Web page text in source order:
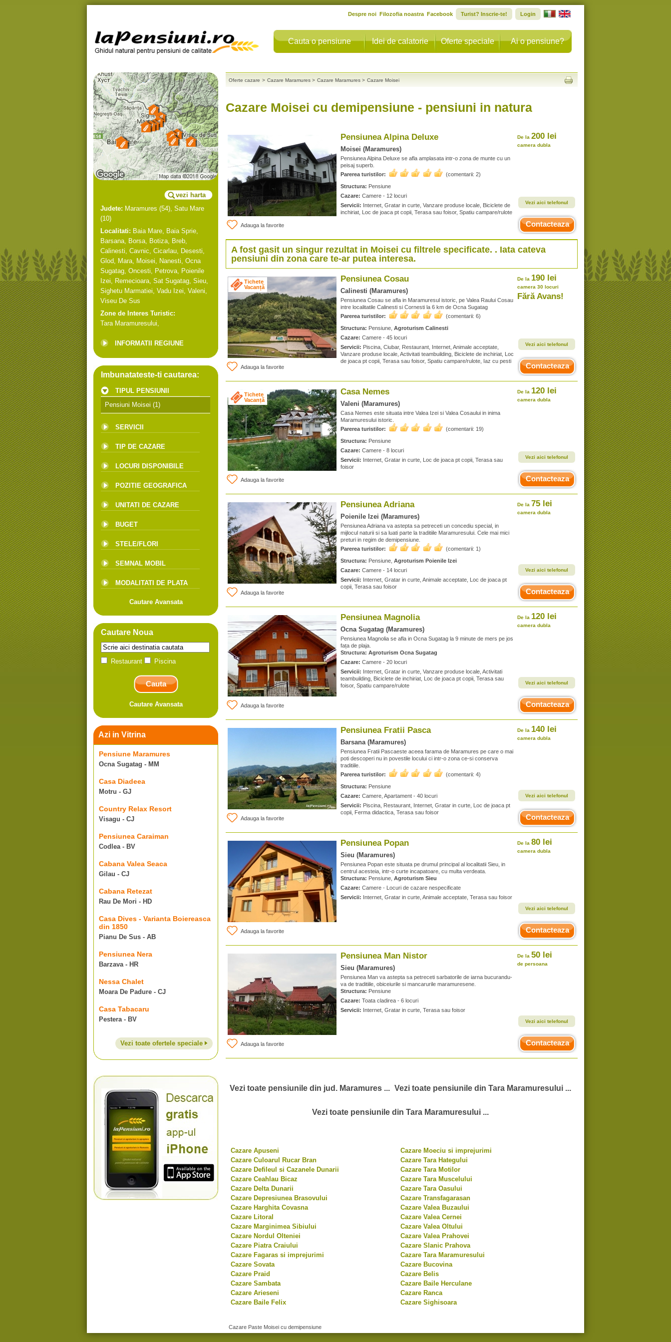
Cauta o pensiune Idei de calatorie Oferte speciale Ai o pensiune?
Despre noi Filozofia noastra Facebook Turist? Inscrie-te! Login
vezi harta
Judete: Maramures (54), Satu Mare
(10)
Localitati: Baia Mare, Baia Sprie,
Barsana, Borsa, Botiza, Breb,
Calinesti, Cavnic, Cicarlau, Desesti,
Glod, Mara, Moisei, Nanesti, Ocna
Sugatag, Oncesti, Petrova, Poienile
Izei, Remecioara, Sat Sugatag, Sieu,
Sighetu Marmatiei, Vadu Izei, Valeni,
Viseu De Sus
Zone de Interes Turistic:
Tara Maramuresului,
INFORMATII REGIUNE
Imbunatateste-ti cautarea:
TIPUL PENSIUNII
Pensiuni Moisei (1)
SERVICII
TIP DE CAZARE
LOCURI DISPONIBILE
POZITIE GEOGRAFICA
UNITATI DE CAZARE
BUGET
STELE/FLORI
SEMNAL MOBIL
MODALITATI DE PLATA
Cautare Avansata
Cautare Noua
Restaurant Piscina
Cautare Avansata
Azi in Vitrina
Pensiune Maramures
Ocna Sugatag - MM
Casa Diadeea
Motru - GJ
Country Relax Resort
Visagu - CJ
Pensiunea Caraiman
Codlea - BV
Cabana Valea Seaca
Gilau - CJ
Cabana Retezat
Rau De Mori - HD
Casa Dives - Varianta Boiereasca
din 1850
Pianu De Sus - AB
Pensiunea Nera
Barzava - HR
Nessa Chalet
Moara De Padure - CJ
Casa Tabacaru
Pestera - BV
Vezi toate ofertele speciale
Oferte cazare > Cazare Maramures > Cazare Maramures > Cazare Moisei
Cazare Moisei cu demipensiune - pensiuni in natura
Adauga la favorite
Pensiunea Alpina Deluxe
Moisei (Maramures)
Pensiunea Alpina Deluxe se afla amplasata intr-o zona de munte cu un
peisaj superb.
Parerea turistilor:
(comentarii: 2)
Structura: Pensiune
Cazare: Camere - 12 locuri
Servicii: Internet, Gratar in curte, Vanzare produse locale, Biciclete de
inchiriat, Loc de joaca pt copii, Terasa sau foisor, Spatiu campare/rulote
De la 200 lei
camera dubla
Vezi aici telefonul
Contacteaza
A fost gasit un singur rezultat in Moisei cu filtrele specificate. . Iata cateva
pensiuni din zona care te-ar putea interesa.
Tichete
Vacanță
Adauga la favorite
Pensiunea Cosau
Calinesti (Maramures)
Pensiunea Cosau se afla in Maramuresul istoric, pe Valea Raului Cosau
intre localitatile Calinesti si Cornesti la 6 km de Ocna Sugatag
Parerea turistilor:
(comentarii: 6)
Structura: Pensiune, Agroturism Calinesti
Cazare: Camere - 45 locuri
Servicii: Piscina, Ciubar, Restaurant, Internet, Animale acceptate,
Vanzare produse locale, Activitati teambuilding, Biciclete de inchiriat, Loc
de joaca pt copii, Terasa sau foisor, Spatiu campare/rulote, Iaz cu pesti
De la 190 lei
camera 30 locuri
Fără Avans!
Vezi aici telefonul
Contacteaza
Tichete
Vacanță
Adauga la favorite
Casa Nemes
Valeni (Maramures)
Casa Nemes este situata intre Valea Izei si Valea Cosaului in inima
Maramuresului istoric.
Parerea turistilor:
(comentarii: 19)
Structura: Pensiune
Cazare: Camere - 8 locuri
Servicii: Internet, Gratar in curte, Loc de joaca pt copii, Terasa sau
foisor
De la 120 lei
camera dubla
Vezi aici telefonul
Contacteaza
Adauga la favorite
Pensiunea Adriana
Poienile Izei (Maramures)
Pensiunea Adriana va astepta sa petreceti un concediu special, in
mijlocul naturii si sa luati parte la traditiile Maramuresului. Cele mai mici
preturi in regim de demipensiune.
Parerea turistilor:
(comentarii: 1)
Structura: Pensiune, Agroturism Poienile Izei
Cazare: Camere - 14 locuri
Servicii: Internet, Gratar in curte, Animale acceptate, Loc de joaca pt
copii, Terasa sau foisor
De la 75 lei
camera dubla
Vezi aici telefonul
Contacteaza
Adauga la favorite
Pensiunea Magnolia
Ocna Sugatag (Maramures)
Pensiunea Magnolia se afla in Ocna Sugatag la 9 minute de mers pe jos
fața de plaja.
Structura: Agroturism Ocna Sugatag
Cazare: Camere - 20 locuri
Servicii: Internet, Gratar in curte, Vanzare produse locale, Activitati
teambuilding, Biciclete de inchiriat, Loc de joaca pt copii, Terasa sau
foisor, Spatiu campare/rulote
De la 120 lei
camera dubla
Vezi aici telefonul
Contacteaza
Adauga la favorite
Pensiunea Fratii Pasca
Barsana (Maramures)
Pensiunea Fratii Pascaeste aceea farama de Maramures pe care o mai
poti descoperi nu in povestile locului ci intr-o zona ce-si conserva
traditiile.
Parerea turistilor:
(comentarii: 4)
Structura: Pensiune
Cazare: Camere, Apartament - 40 locuri
Servicii: Piscina, Restaurant, Internet, Gratar in curte, Loc de joaca pt
copii, Ferma didactica, Terasa sau foisor
De la 140 lei
camera dubla
Vezi aici telefonul
Contacteaza
Adauga la favorite
Pensiunea Popan
Sieu (Maramures)
Pensiunea Popan este situata pe drumul principal al localitatii Sieu, in
centrul acesteia, intr-o curte incapatoare, cu multa verdeata.
Structura: Pensiune, Agroturism Sieu
Cazare: Camere - Locuri de cazare nespecificate
Servicii: Internet, Gratar in curte, Animale acceptate, Terasa sau foisor
De la 80 lei
camera dubla
Vezi aici telefonul
Contacteaza
Adauga la favorite
Pensiunea Man Nistor
Sieu (Maramures)
Pensiunea Man va astepta sa petreceti sarbatorile de iarna bucurandu-
va de traditiile, obiceiurile si mancarurile maramuresene.
Structura: Pensiune
Cazare: Toata cladirea - 6 locuri
Servicii: Internet, Gratar in curte, Terasa sau foisor
De la 50 lei
de persoana
Vezi aici telefonul
Contacteaza
Vezi toate pensiunile din jud. Maramures ... Vezi toate pensiunile din Tara Maramuresului ...
Vezi toate pensiunile din Tara Maramuresului ...
Cazare Apuseni
Cazare Culoarul Rucar Bran
Cazare Defileul si Cazanele Dunarii
Cazare Ceahlau Bicaz
Cazare Delta Dunarii
Cazare Depresiunea Brasovului
Cazare Harghita Covasna
Cazare Litoral
Cazare Marginimea Sibiului
Cazare Nordul Olteniei
Cazare Piatra Craiului
Cazare Fagaras si imprejurimi
Cazare Sovata
Cazare Praid
Cazare Sambata
Cazare Arieseni
Cazare Baile Felix
Cazare Moeciu si imprejurimi
Cazare Tara Hategului
Cazare Tara Motilor
Cazare Tara Muscelului
Cazare Tara Oasului
Cazare Transfagarasan
Cazare Valea Buzaului
Cazare Valea Cernei
Cazare Valea Oltului
Cazare Valea Prahovei
Cazare Slanic Prahova
Cazare Tara Maramuresului
Cazare Bucovina
Cazare Belis
Cazare Baile Herculane
Cazare Ranca
Cazare Sighisoara
Cazare Paste Moisei cu demipensiune